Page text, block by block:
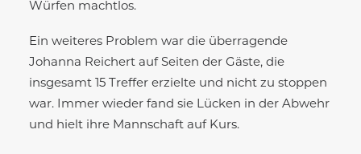
Würfen machtlos.
Ein weiteres Problem war die überragende
Johanna Reichert auf Seiten der Gäste, die
insgesamt 15 Treffer erzielte und nicht zu stoppen
war. Immer wieder fand sie Lücken in der Abwehr
und hielt ihre Mannschaft auf Kurs.